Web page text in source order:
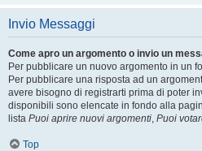
Invio Messaggi
Come apro un argomento o invio un
Per pubblicare un nuovo argomento in un
Per pubblicare una risposta ad un
avere bisogno di registrarti prima di poter
disponibili sono elencate in fondo alla
lista Puoi aprire nuovi argomenti, Puoi
Top